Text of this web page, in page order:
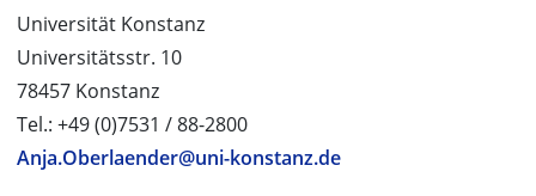
Universität Konstanz
Universitätsstr. 10
78457 Konstanz
Tel.: +49 (0)7531 / 88-2800
Anja.Oberlaender@uni-konstanz.de